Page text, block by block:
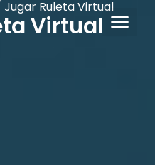
Jugar Ruleta Virtual
Virtual